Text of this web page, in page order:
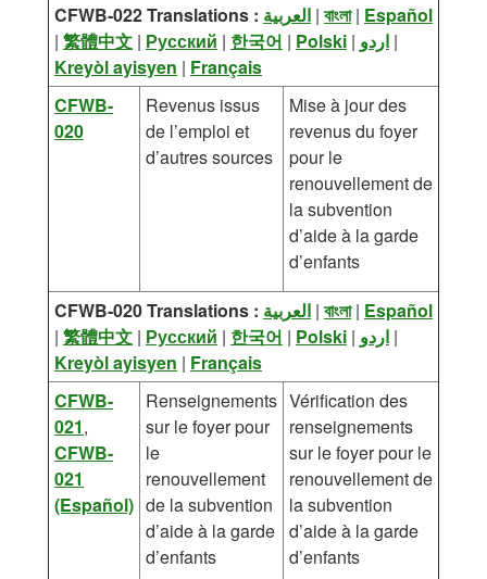
CFWB-022 Translations : العربية | বাংলা| Español
| 繁體中文 | Русский | 한국어 | Polski | اردو |
Kreyòl ayisyen | Français
CFWB-
020
Revenus issus
de l’emploi et
d’autres sources
Mise à jour des
revenus du foyer
pour le
renouvellement de
la subvention
d’aide à la garde
d’enfants
CFWB-020 Translations : العربية | বাংলা| Español
| 繁體中文 | Русский | 한국어 | Polski | اردو |
Kreyòl ayisyen | Français
CFWB-
021,
CFWB-
021
(Español)
Renseignements
sur le foyer pour
le
renouvellement
de la subvention
d’aide à la garde
d’enfants
Vérification des
renseignements
sur le foyer pour le
renouvellement de
la subvention
d’aide à la garde
d’enfants